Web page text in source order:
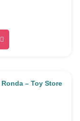
– Toy Store